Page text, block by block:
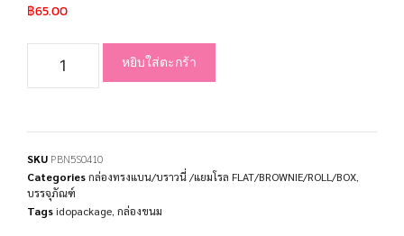
฿65.00
หยิบใส่ตะกร้า
SKU PBN5S0410
Categoriesกล่องทรงแบน/บราวนี่ /แยมโรล FLAT/BROWNIE/ROLL/BOX
บรรจุภัณฑ์
Tags idopackage กล่องขนม